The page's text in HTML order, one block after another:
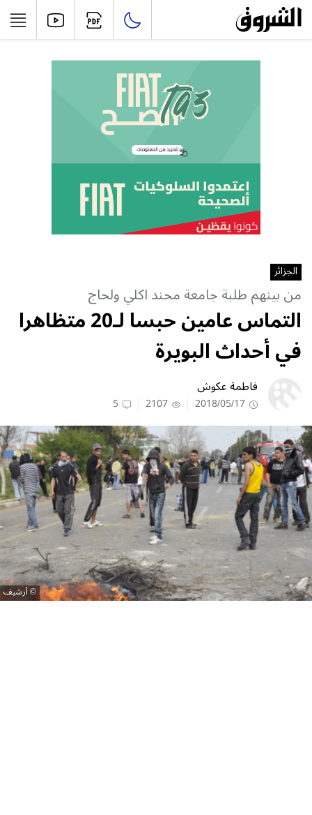
الجزائر
من بينهم طلبة جامعة محند اكلي ولحاج
التماس عامين حبسا لـ20 متظاهرا
في أحداث البويرة
فاطمة عكوش
2018/05/17
2107
5
أرشيف